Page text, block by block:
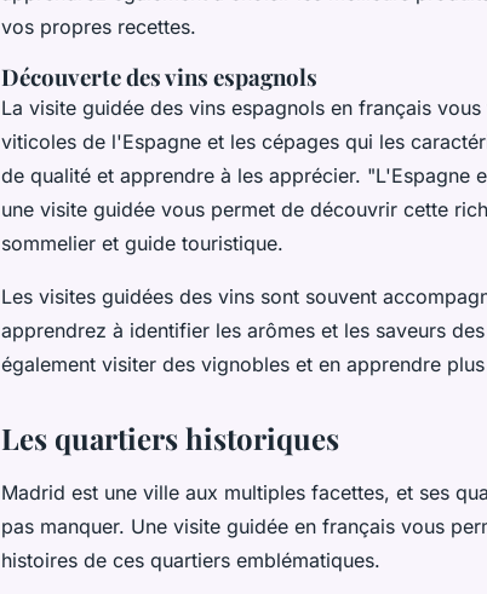
vos propres recettes.
Découverte des vins espagnols
La visite guidée des vins espagnols en français
viticoles de l'Espagne et les cépages qui les
de qualité et apprendre à les apprécier. "L'Espagne
une visite guidée vous permet de découvrir cette
sommelier et guide touristique.
Les visites guidées des vins sont souvent
apprendrez à identifier les arômes et les saveurs
également visiter des vignobles et en apprendre
Les quartiers historiques
Madrid est une ville aux multiples facettes, et ses
pas manquer. Une visite guidée en français vous
histoires de ces quartiers emblématiques.